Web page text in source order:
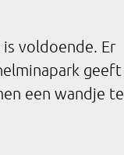
voldoende. Er
geeft
een wandje te